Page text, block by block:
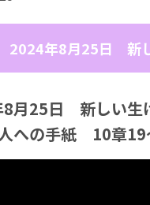
2024年8月25日 新
月25日 新しい生
への手紙 10章